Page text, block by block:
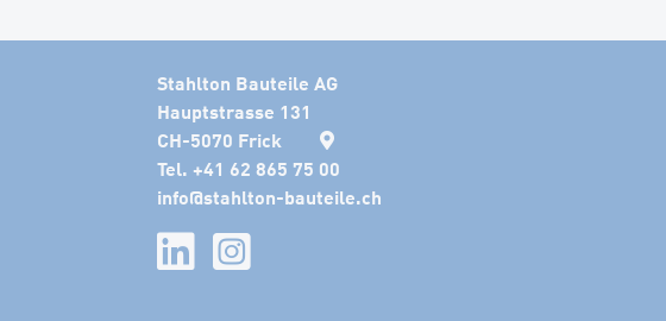
Stahlton Bauteile AG
Hauptstrasse 131
CH-5070 Frick
Tel. +41 62 865 75 00
info@stahlton-bauteile.ch